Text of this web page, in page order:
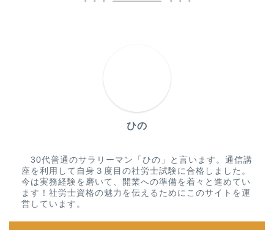
ひの
30代普通のサラリーマン「ひの」と言います。通信講
座を利用して自身３度目の社労士試験に合格しました。
今は実務経験を磨いて、開業への準備を着々と進めてい
ます！社労士資格の魅力を伝えるためにこのサイトを運
営しています。